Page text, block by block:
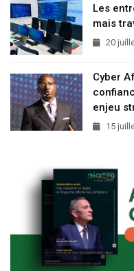
Les
mais
20
Cyber
enjeu
15